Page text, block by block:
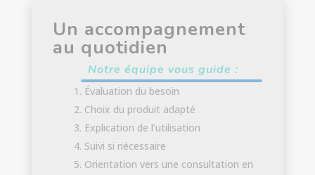
Un accompagnement
au quotidien
Notre équipe vous guide :
Évaluation du besoin
Choix du produit adapté
Explication de l’utilisation
Suivi si nécessaire
Orientation vers une consultation en